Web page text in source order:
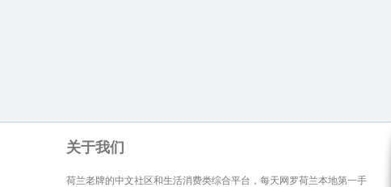
关于我们
荷兰老牌的中文社区和生活消费类综合平台，每天网罗荷兰本地第一手